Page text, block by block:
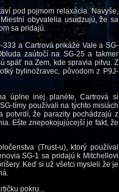
pod pojmom relaxácia. Navyše,
obyvatelia usudzujú, že sa
sa pridajú.
a Cartrová prikáže Vale a SG-
zaútočí na SG-25 a takmer
späť na Zem, kde spravia pitvu. Z
bylinožravec, pôvodom z P9J-
úplne inej planéte, Cartrová si
tímy používali na týchto misiách
potvrdí, že parazity pochádzajú z
Ešte znepokojujúcejší je fakt, že
(Trust-u), ktorý používal
SG-1 sa pridajú k Mitchellovi
Keď si už všetci mysleli že je
pokru...